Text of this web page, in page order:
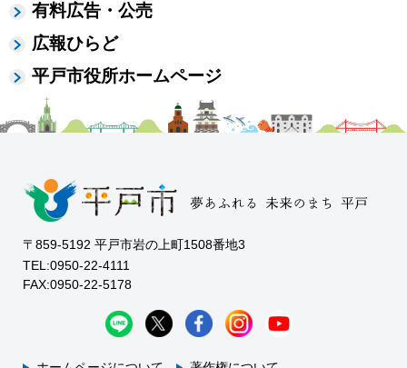
有料広告・公売
広報ひらど
平戸市役所ホームページ
〒859-5192 平戸市岩の上町1508番地3
TEL:0950-22-4111
FAX:0950-22-5178